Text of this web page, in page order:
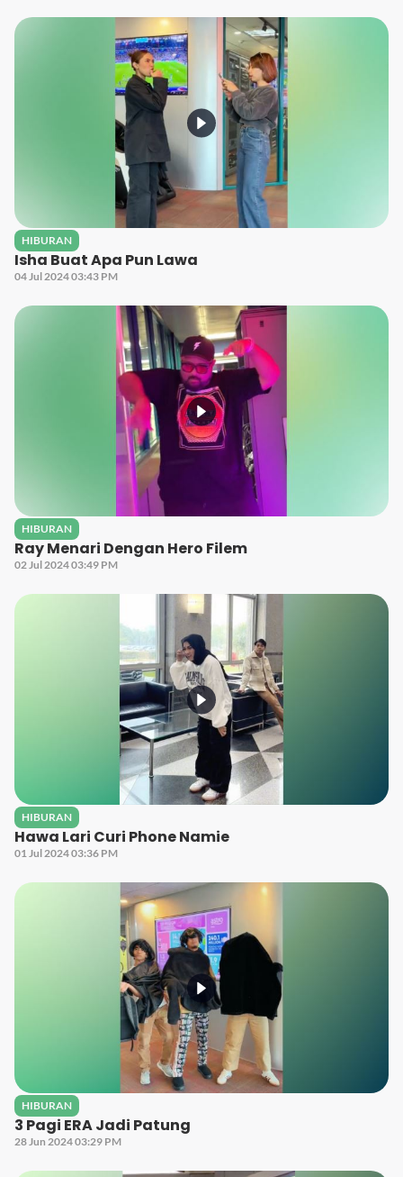
HIBURAN
Isha Buat Apa Pun Lawa
04 Jul 2024 03:43 PM
HIBURAN
Ray Menari Dengan Hero Filem
02 Jul 2024 03:49 PM
HIBURAN
Hawa Lari Curi Phone Namie
01 Jul 2024 03:36 PM
HIBURAN
3 Pagi ERA Jadi Patung
28 Jun 2024 03:29 PM